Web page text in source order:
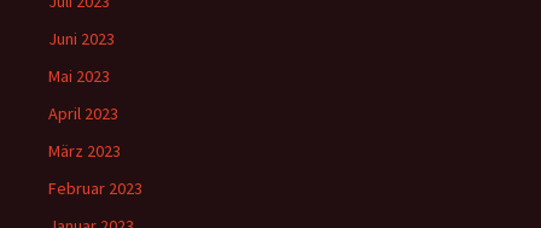
Juni 2023
Mai 2023
April 2023
März 2023
Februar 2023